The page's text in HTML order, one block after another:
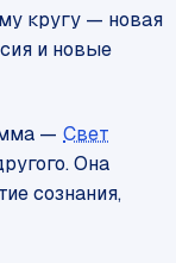
кругу — новая
и новые
— Свет
Она
сознания,